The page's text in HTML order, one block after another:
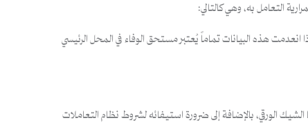
التعامل به، وهي كالتالي:
هذه البيانات تماماً يُعتبر مستحق الوفاء في المحل الرئيسي
الشيك الورقي، بالإضافة إلى ضرورة استيفائه لشروط نظام التعاملات